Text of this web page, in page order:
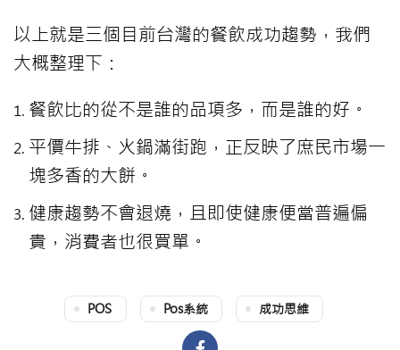
以上就是三個目前台灣的餐飲成功趨勢，我們
大概整理下：
餐飲比的從不是誰的品項多，而是誰的好。
平價牛排、火鍋滿街跑，正反映了庶民市場一
塊多香的大餅。
健康趨勢不會退燒，且即使健康便當普遍偏
貴，消費者也很買單。
POS Pos系統 成功思維